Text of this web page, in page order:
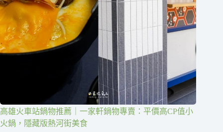
高雄火車站鍋物推薦｜一家軒鍋物專賣：平價高CP值小
火鍋，隱藏版熱河街美食